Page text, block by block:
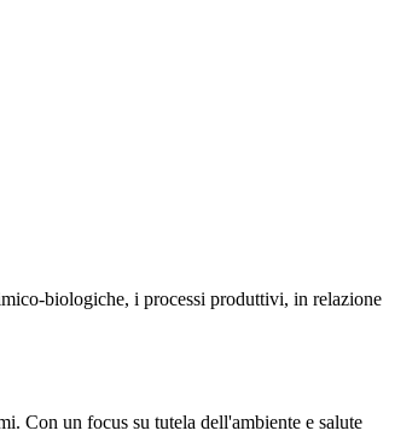
biologiche, i processi produttivi, in relazione
Con un focus su tutela dell'ambiente e salute